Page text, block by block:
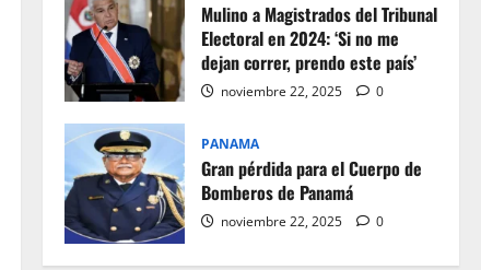
Mulino a Magistrados del Tribunal
Electoral en 2024: ‘Si no me
dejan correr, prendo este país’
noviembre 22, 2025 0
PANAMA
Gran pérdida para el Cuerpo de
Bomberos de Panamá
noviembre 22, 2025 0